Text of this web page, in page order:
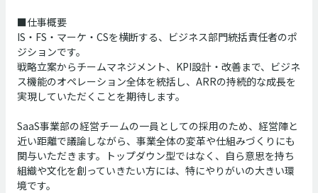
■仕事概要
IS・FS・マーケ・CSを横断する、ビジネス部門統括責任者のポ
ジションです。
戦略立案からチームマネジメント、KPI設計・改善まで、ビジネ
ス機能のオペレーション全体を統括し、ARRの持続的な成長を
実現していただくことを期待します。
SaaS事業部の経営チームの一員としての採用のため、経営陣と
近い距離で議論しながら、事業全体の変革や仕組みづくりにも
関与いただきます。トップダウン型ではなく、自ら意思を持ち
組織や文化を創っていきたい方には、特にやりがいの大きい環
境です。